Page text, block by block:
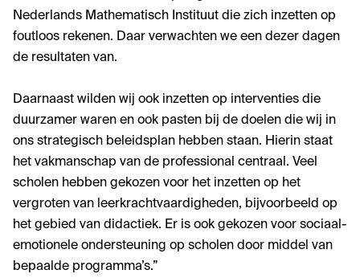
Nederlands Mathematisch Instituut die zich inzetten op
foutloos rekenen. Daar verwachten we een dezer dagen
de resultaten van.
Daarnaast wilden wij ook inzetten op interventies die
duurzamer waren en ook pasten bij de doelen die wij in
ons strategisch beleidsplan hebben staan. Hierin staat
het vakmanschap van de professional centraal. Veel
scholen hebben gekozen voor het inzetten op het
vergroten van leerkrachtvaardigheden, bijvoorbeeld op
het gebied van didactiek. Er is ook gekozen voor sociaal-
emotionele ondersteuning op scholen door middel van
bepaalde programma’s.”